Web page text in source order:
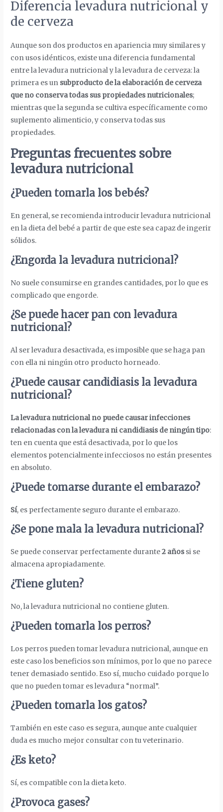
Diferencia levadura nutricional y
de cerveza
Aunque son dos productos en apariencia muy similares y
con usos idénticos, existe una diferencia fundamental
entre la levadura nutricional y la levadura de cerveza: la
primera es un subproducto de la elaboración de cerveza
que no conserva todas sus propiedades nutricionales;
mientras que la segunda se cultiva específicamente como
suplemento alimenticio, y conserva todas sus
propiedades.
Preguntas frecuentes sobre
levadura nutricional
¿Pueden tomarla los bebés?
En general, se recomienda introducir levadura nutricional
en la dieta del bebé a partir de que este sea capaz de ingerir
sólidos.
¿Engorda la levadura nutricional?
No suele consumirse en grandes cantidades, por lo que es
complicado que engorde.
¿Se puede hacer pan con levadura
nutricional?
Al ser levadura desactivada, es imposible que se haga pan
con ella ni ningún otro producto horneado.
¿Puede causar candidiasis la levadura
nutricional?
La levadura nutricional no puede causar infecciones
relacionadas con la levadura ni candidiasis de ningún tipo:
ten en cuenta que está desactivada, por lo que los
elementos potencialmente infecciosos no están presentes
en absoluto.
¿Puede tomarse durante el embarazo?
Sí, es perfectamente seguro durante el embarazo.
¿Se pone mala la levadura nutricional?
Se puede conservar perfectamente durante2 años si se
almacena apropiadamente.
¿Tiene gluten?
No, la levadura nutricional no contiene gluten.
¿Pueden tomarla los perros?
Los perros pueden tomar levadura nutricional, aunque en
este caso los beneficios son mínimos, por lo que no parece
tener demasiado sentido. Eso sí, mucho cuidado porque lo
que no pueden tomar es levadura “normal”.
¿Pueden tomarla los gatos?
También en este caso es segura, aunque ante cualquier
duda es mucho mejor consultar con tu veterinario.
¿Es keto?
Sí, es compatible con la dieta keto.
¿Provoca gases?